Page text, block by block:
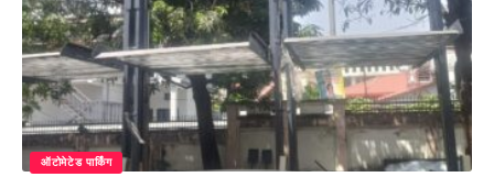
ऑटोमेटेड पार्किंग